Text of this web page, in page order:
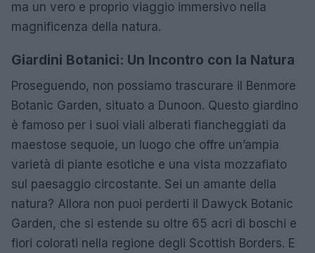
ma un vero e proprio viaggio immersivo nella
magnificenza della natura.
Giardini Botanici: Un Incontro con la Natura
Proseguendo, non possiamo trascurare il Benmore
Botanic Garden, situato a Dunoon. Questo giardino
è famoso per i suoi viali alberati fiancheggiati da
maestose sequoie, un luogo che offre un’ampia
varietà di piante esotiche e una vista mozzafiato
sul paesaggio circostante. Sei un amante della
natura? Allora non puoi perderti il Dawyck Botanic
Garden, che si estende su oltre 65 acri di boschi e
fiori colorati nella regione degli Scottish Borders. E